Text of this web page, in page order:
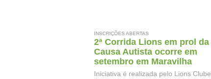
INSCRIÇÕES ABERTAS
2ª Corrida Lions em prol da
Causa Autista ocorre em
setembro em Maravilha
Iniciativa é realizada pelo Lions Clube